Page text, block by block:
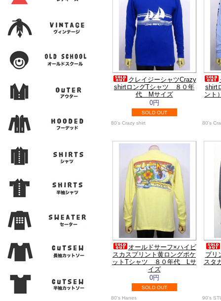
クレイジーシャツCrazy
shirtロングTシャツ ８０年
代 Mサイズ
0円
SOLD OUT
80's Crazy shirt
shirt
ント
80's
オールドサーフ×ハイビ
スカスプリント黄ロングポケ
ットTシャツ ８０年代 Lサ
イズ
0円
SOLD OUT
80's Hanes
プリ
スタ
90's